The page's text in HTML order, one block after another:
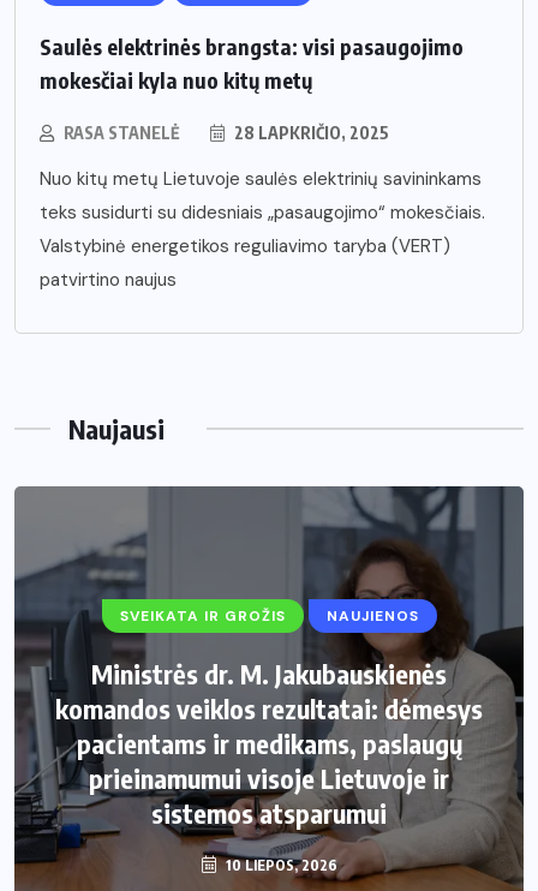
Saulės elektrinės brangsta: visi pasaugojimo
mokesčiai kyla nuo kitų metų
RASA STANELĖ 28 LAPKRIČIO, 2025
Nuo kitų metų Lietuvoje saulės elektrinių savininkams
teks susidurti su didesniais „pasaugojimo“ mokesčiais.
Valstybinė energetikos reguliavimo taryba (VERT)
patvirtino naujus
Naujausi
SVEIKATA IR GROŽIS NAUJIENOS
Ministrės dr. M. Jakubauskienės
komandos veiklos rezultatai: dėmesys
pacientams ir medikams, paslaugų
prieinamumui visoje Lietuvoje ir
sistemos atsparumui
10 LIEPOS, 2026